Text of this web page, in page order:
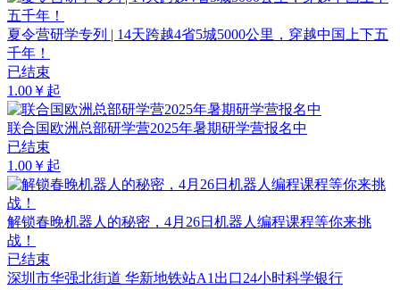
夏令营研学专列 | 14天跨越4省5城5000公里，穿越中国上下五
千年！
已结束
1.00￥起
联合国欧洲总部研学营2025年暑期研学营报名中
已结束
1.00￥起
解锁春晚机器人的秘密，4月26日机器人编程课程等你来挑
战！
已结束
深圳市华强北街道 华新地铁站A1出口24小时科学银行